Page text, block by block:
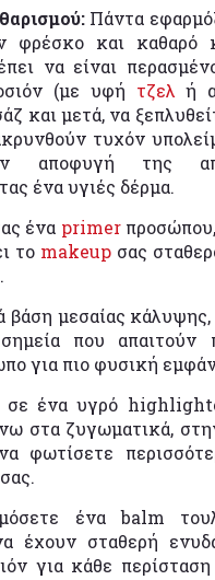
Πάντα
φρέσκο ​​και καθαρό
να είναι
(με υφή τζελ ή
και μετά, να
τυχόν
αποφυγή της
ένα υγιές δέρμα.
ένα primer
το makeup σας
βάση μεσαίας
που απαιτούν
για πιο φυσική
ένα υγρό
στα ζυγωματικά,
φωτίσετε
ένα balm
έχουν σταθερή
για κάθε